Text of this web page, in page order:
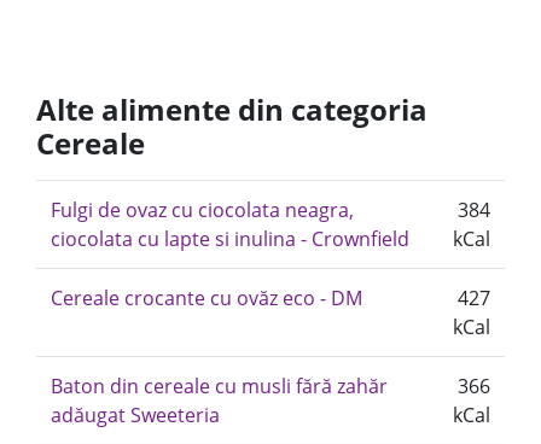
Alte alimente din categoria
Cereale
Fulgi de ovaz cu ciocolata neagra,
ciocolata cu lapte si inulina - Crownfield
384
kCal
Cereale crocante cu ovăz eco - DM
427
kCal
Baton din cereale cu musli fără zahăr
adăugat Sweeteria
366
kCal